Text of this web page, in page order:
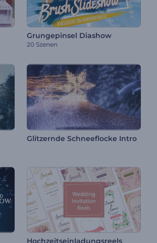
Grungepinsel Diashow
20 Szenen
Glitzernde Schneeflocke Intro
Hochzeitseinladungsreels